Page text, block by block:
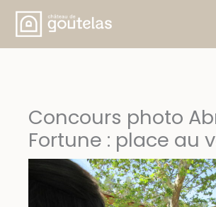
Aller
contenu
Concours photo
Fortune : place au